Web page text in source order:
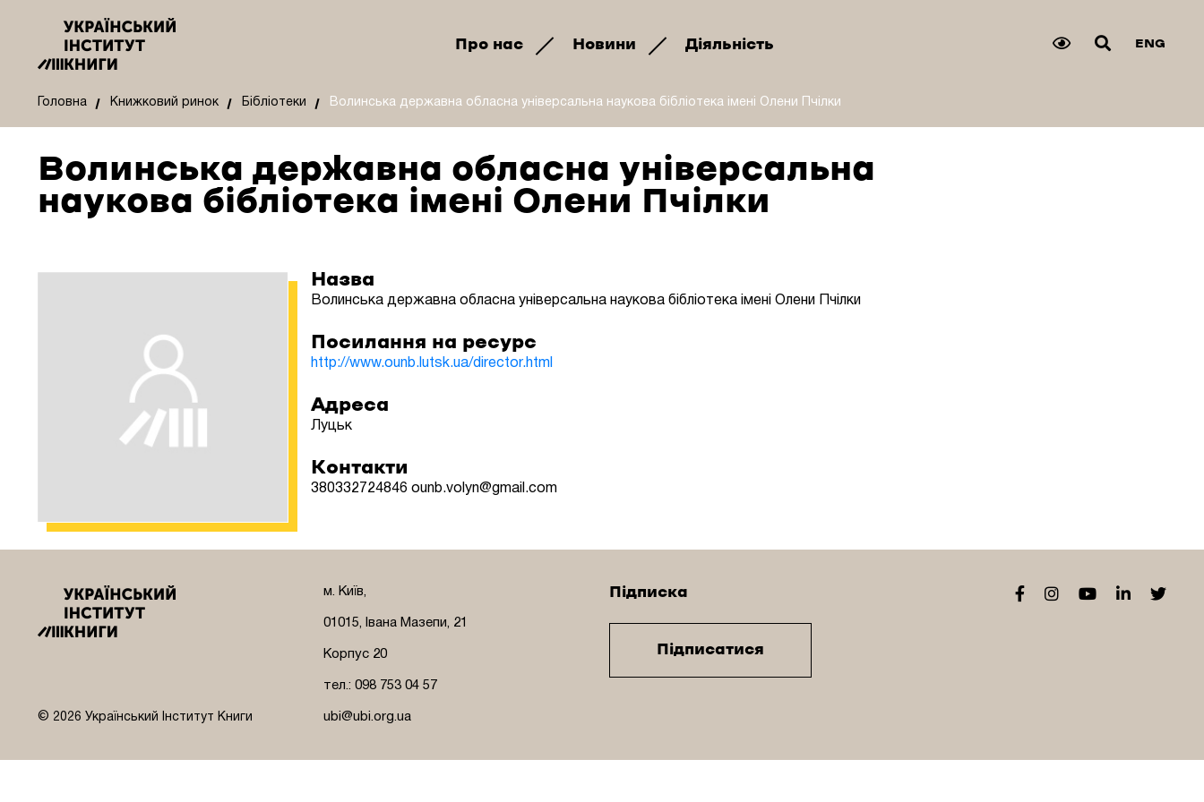
Про нас Новини Діяльність ENG
Головна Книжковий ринок Бібліотеки Волинська державна обласна універсальна наукова бібліотека імені Олени Пчілки
Волинська державна обласна універсальна
наукова бібліотека імені Олени Пчілки
Назва
Волинська державна обласна універсальна наукова бібліотека імені Олени Пчілки
Посилання на ресурс
http://www.ounb.lutsk.ua/director.html
Адреса
Луцьк
Контакти
380332724846 ounb.volyn@gmail.com
© 2026 Український Інститут Книги
м. Київ,
01015, Івана Мазепи, 21
Корпус 20
тел.: 098 753 04 57
ubi@ubi.org.ua
Підписка
Підписатися